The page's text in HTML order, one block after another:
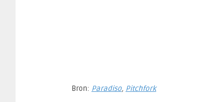
Bron: Paradiso, Pitchfork